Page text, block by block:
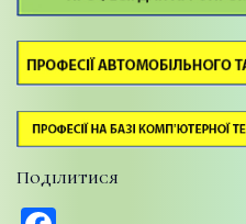
Поділитися